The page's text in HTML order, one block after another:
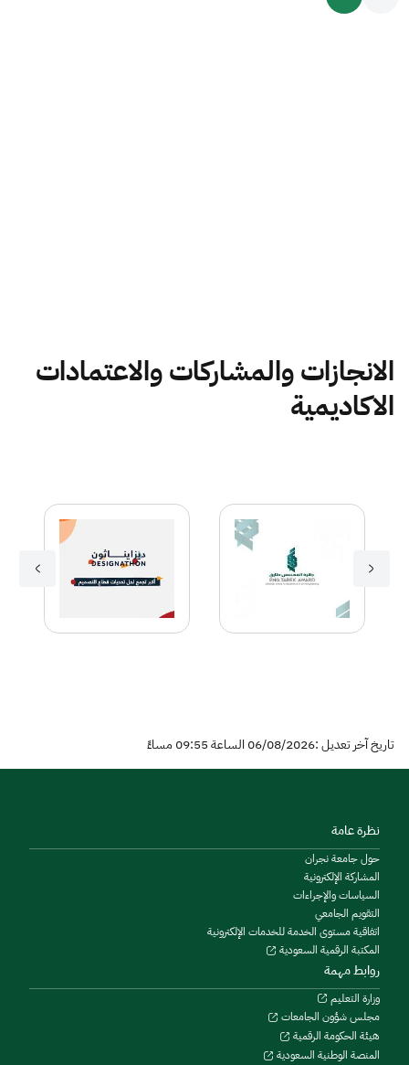
الانجازات والمشاركات والاعتمادات
الاكاديمية
تاريخ آخر تعديل :06/08/2026 الساعة 09:55 مساءً
نظرة عامة
حول جامعة نجران
المشاركة الإلكترونية
السياسات والإجراءات
التقويم الجامعي
اتفاقية مستوى الخدمة للخدمات الإلكترونية
المكتبة الرقمية السعودية
روابط مهمة
وزارة التعليم
مجلس شؤون الجامعات
هيئة الحكومة الرقمية
المنصة الوطنية السعودية